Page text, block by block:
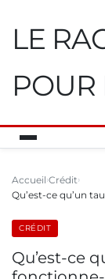
LE
POUR
Accueil Crédit
Qu’est-ce qu’un
CRÉDIT
Qu’est-ce